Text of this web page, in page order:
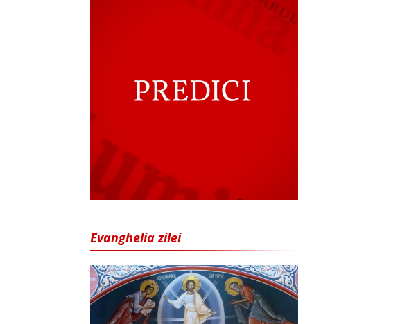
Evanghelia zilei